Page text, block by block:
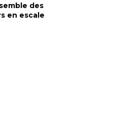
des
en escale